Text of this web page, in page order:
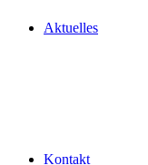
Aktuelles
Kontakt